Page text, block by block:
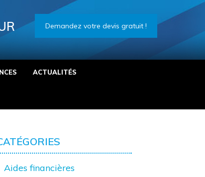
Demandez votre devis gratuit !
ACTUALITÉS
Aides financières